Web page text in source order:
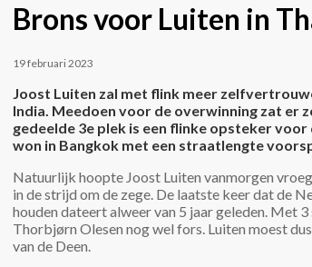
Brons voor Luiten in
19 februari 2023
Joost Luiten zal met flink meer
India. Meedoen voor de overwinning zat er
gedeelde 3e plek is een flinke opsteker
won in Bangkok met een straatlengte
Natuurlijk hoopte Joost Luiten vanmorgen
in de strijd om de zege. De laatste keer dat de
houden dateert alweer van 5 jaar geleden. Met
Thorbjørn Olesen nog wel fors. Luiten moest
van de Deen.